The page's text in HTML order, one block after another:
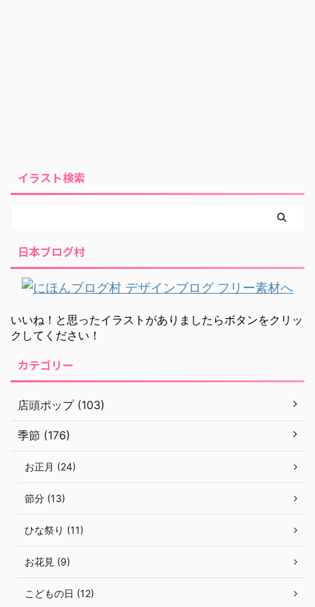
イラスト検索
日本ブログ村
いいね！と思ったイラストがありましたらボタンをクリッ
クしてください！
カテゴリー
店頭ポップ (103)
季節 (176)
お正月 (24)
節分 (13)
ひな祭り (11)
お花見 (9)
こどもの日 (12)